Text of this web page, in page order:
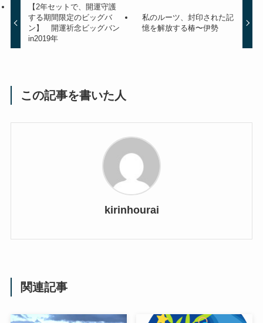
【2年セットで、開運守護
する期間限定のビッグバ
ン】 開運祈念ビッグバン
in2019年
私のルーツ、封印された記
憶を解放する椿〜伊勢
この記事を書いた人
kirinhourai
関連記事